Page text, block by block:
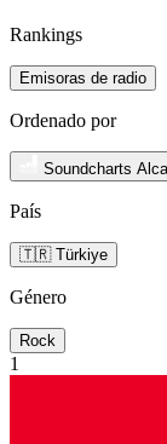
Rankings
Emisoras de radio
Ordenado por
Soundcharts
País
🇹🇷 Türkiye
Género
Rock
1